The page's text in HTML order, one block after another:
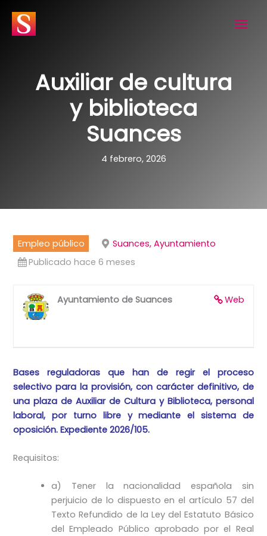
contenido
Auxiliar de cultura
y biblioteca
Suances
4 febrero, 2026
Empleo público
Suances, Ayuntamiento
Publicado hace 6 meses
Web
Ayuntamiento de Suances
Bases reguladoras que han de regir el proceso
selectivo para la provisión, con carácter definitivo, de
una plaza de Auxiliar de Cultura y Biblioteca, personal
laboral, por turno libre y mediante el sistema de
oposición. Expediente 2026/105.
Requisitos:
a) Tener la nacionalidad española sin
perjuicio de lo dispuesto en el artículo 57 del
Texto Refundido de la Ley del Estatuto Básico
del Empleado Público aprobado por el Real